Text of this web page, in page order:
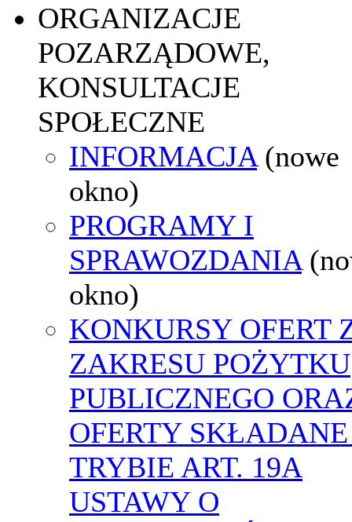
ORGANIZACJE
POZARZĄDOWE,
KONSULTACJE
SPOŁECZNE
INFORMACJA (nowe
okno)
PROGRAMY I
SPRAWOZDANIA
okno)
KONKURSY OFERT
ZAKRESU POŻYTKU
PUBLICZNEGO
OFERTY
TRYBIE ART. 19A
USTAWY O